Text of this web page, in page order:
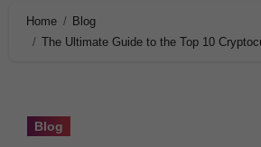
Home
Blog
The Ultimate Guide to the Top 10
Blog